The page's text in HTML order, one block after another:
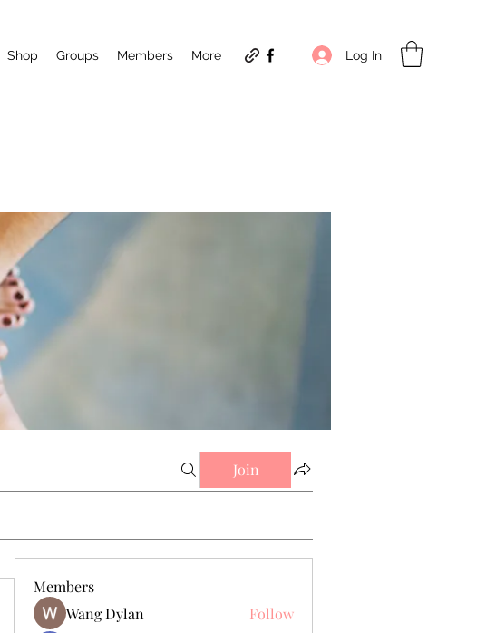
Shop Groups Members More Log In
Join
Members
Wang Dylan
Follow